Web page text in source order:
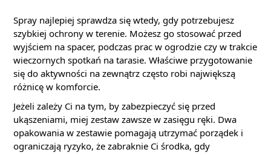
Spray najlepiej sprawdza się wtedy, gdy potrzebujesz
szybkiej ochrony w terenie. Możesz go stosować przed
wyjściem na spacer, podczas prac w ogrodzie czy w trakcie
wieczornych spotkań na tarasie. Właściwe przygotowanie
się do aktywności na zewnątrz często robi największą
różnicę w komforcie.
Jeżeli zależy Ci na tym, by zabezpieczyć się przed
ukąszeniami, miej zestaw zawsze w zasięgu ręki. Dwa
opakowania w zestawie pomagają utrzymać porządek i
ograniczają ryzyko, że zabraknie Ci środka, gdy